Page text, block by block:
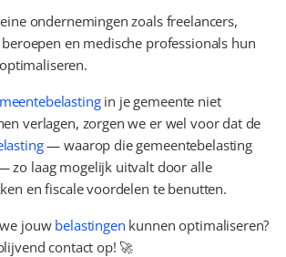
ondernemingen zoals freelancers,
en medische professionals hun
in je gemeente niet
verlagen, zorgen we er wel voor dat de
— waarop die gemeentebelasting
zo laag mogelijk uitvalt door alle
en fiscale voordelen te benutten.
jouw belastingen kunnen optimaliseren?
contact op! 🚀